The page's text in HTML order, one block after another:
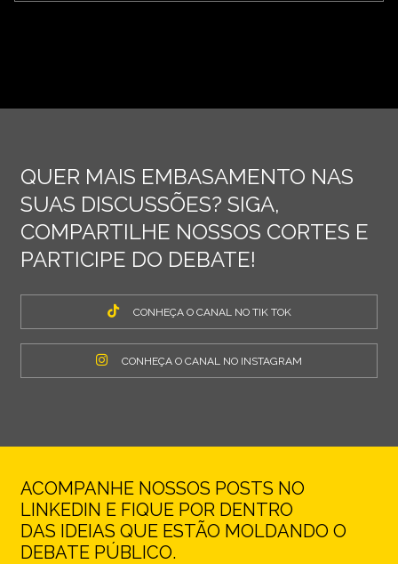
QUER MAIS EMBASAMENTO NAS
SUAS DISCUSSÕES? SIGA,
COMPARTILHE NOSSOS CORTES E
PARTICIPE DO DEBATE!
CONHEÇA O CANAL NO TIK TOK
CONHEÇA O CANAL NO INSTAGRAM
ACOMPANHE NOSSOS POSTS NO
LINKEDIN E FIQUE POR DENTRO
DAS IDEIAS QUE ESTÃO MOLDANDO O
DEBATE PÚBLICO.